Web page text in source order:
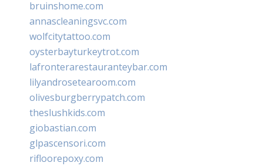
bruinshome.com
annascleaningsvc.com
wolfcitytattoo.com
oysterbayturkeytrot.com
lafronterarestauranteybar.com
lilyandrosetearoom.com
olivesburgberrypatch.com
theslushkids.com
giobastian.com
glpascensori.com
rifloorepoxy.com